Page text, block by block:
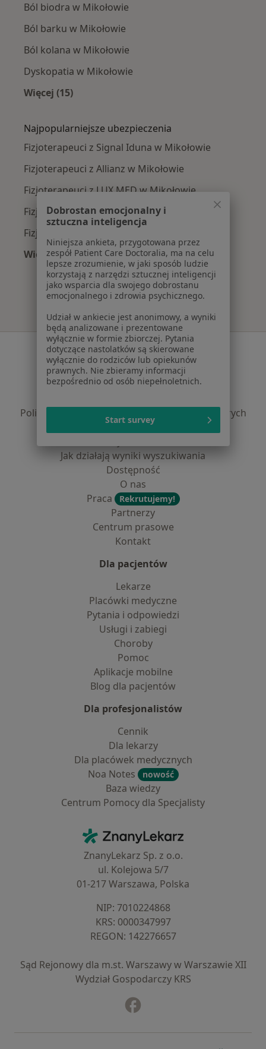
Ból biodra w Mikołowie
Ból barku w Mikołowie
Ból kolana w Mikołowie
Dyskopatia w Mikołowie
Więcej (15)
Najpopularniejsze ubezpieczenia
Fizjoterapeuci z Signal Iduna w Mikołowie
Fizjoterapeuci z Allianz w Mikołowie
Fizjoterapeuci z LUX MED w Mikołowie
Fizjoterapeuci z Compensa w Mikołowie
Fizjoterapeuci z Enel-med w Mikołowie
Więcej (7)
Więcej w kategorii: Najpopularniejsze
Serwis
Regulamin
Polityka prywatności pacjentów
Polityka prywatności dla profesjonalistów, których
dane pozyskaliśmy samodzielnie
Jak działają wyniki wyszukiwania
Dostępność
O nas
Praca
Rekrutujemy!
Partnerzy
Centrum prasowe
Kontakt
Dla pacjentów
Lekarze
Placówki medyczne
Pytania i odpowiedzi
Usługi i zabiegi
Choroby
Pomoc
Aplikacje mobilne
Blog dla pacjentów
Dla profesjonalistów
Cennik
Dla lekarzy
Dla placówek medycznych
Noa Notes
nowość
Baza wiedzy
Centrum Pomocy dla Specjalisty
ZnanyLekarz - Strona główna
ZnanyLekarz Sp. z o.o.
ul. Kolejowa 5/7
01-217 Warszawa, Polska
NIP: ⁠7010224868
KRS: ⁠0000347997
REGON: ⁠142276657
Sąd Rejonowy dla m.st. Warszawy w Warszawie XII
Wydział Gospodarczy KRS
Dobrostan emocjonalny i
sztuczna inteligencja
Niniejsza ankieta, przygotowana przez
zespół Patient Care Doctoralia, ma na celu
lepsze zrozumienie, w jaki sposób ludzie
korzystają z narzędzi sztucznej inteligencji
jako wsparcia dla swojego dobrostanu
emocjonalnego i zdrowia psychicznego.
Udział w ankiecie jest anonimowy, a wyniki
będą analizowane i prezentowane
wyłącznie w formie zbiorczej. Pytania
dotyczące nastolatków są skierowane
wyłącznie do rodziców lub opiekunów
prawnych. Nie zbieramy informacji
bezpośrednio od osób niepełnoletnich.
Start survey